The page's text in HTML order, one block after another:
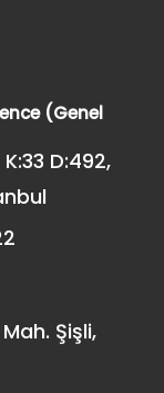
(Genel
D:492,
Şişli,